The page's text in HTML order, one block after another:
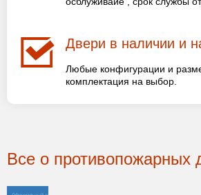
Двери в наличии и
Любые конфигурации и
комплектация на выбор.
Все о противопожарных